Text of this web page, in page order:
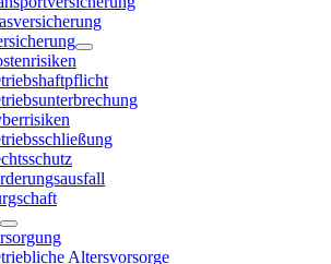
Altersvorsorge